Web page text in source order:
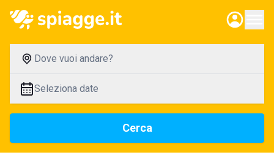
Dove vuoi andare?
Seleziona date
Cerca